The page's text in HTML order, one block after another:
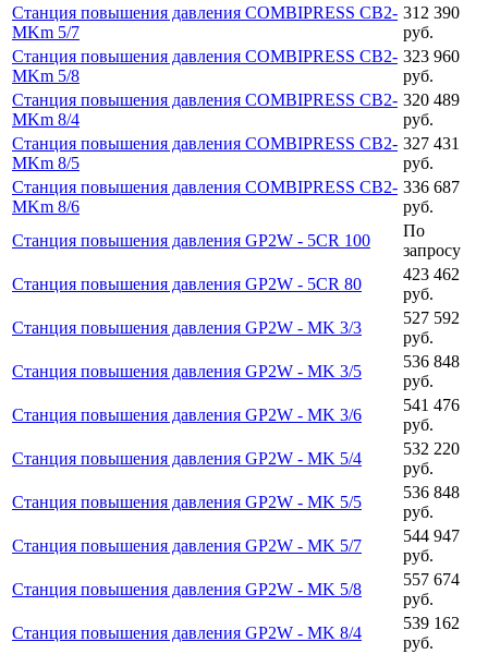
Станция повышения давления COMBIPRESS CB2-
MKm 5/7
312 390
руб.
Станция повышения давления COMBIPRESS CB2-
MKm 5/8
323 960
руб.
Станция повышения давления COMBIPRESS CB2-
MKm 8/4
320 489
руб.
Станция повышения давления COMBIPRESS CB2-
MKm 8/5
327 431
руб.
Станция повышения давления COMBIPRESS CB2-
MKm 8/6
336 687
руб.
Станция повышения давления GP2W - 5CR 100
По
запросу
Станция повышения давления GP2W - 5CR 80
423 462
руб.
Станция повышения давления GP2W - MK 3/3
527 592
руб.
Станция повышения давления GP2W - MK 3/5
536 848
руб.
Станция повышения давления GP2W - MK 3/6
541 476
руб.
Станция повышения давления GP2W - MK 5/4
532 220
руб.
Станция повышения давления GP2W - MK 5/5
536 848
руб.
Станция повышения давления GP2W - MK 5/7
544 947
руб.
Станция повышения давления GP2W - MK 5/8
557 674
руб.
Станция повышения давления GP2W - MK 8/4
539 162
руб.